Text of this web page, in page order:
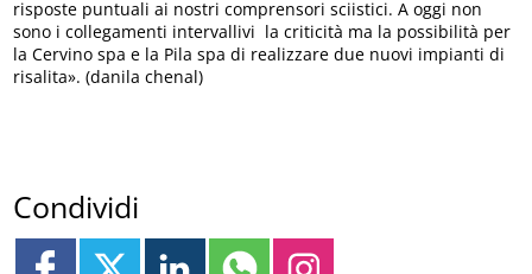
risposte puntuali ai nostri comprensori sciistici. A oggi non
sono i collegamenti intervallivi la criticità ma la possibilità per
la Cervino spa e la Pila spa di realizzare due nuovi impianti di
risalita». (danila chenal)
Condividi